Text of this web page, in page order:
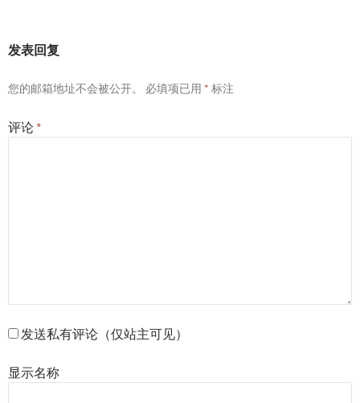
发表回复
您的邮箱地址不会被公开。 必填项已用 * 标注
评论 *
发送私有评论（仅站主可见）
显示名称